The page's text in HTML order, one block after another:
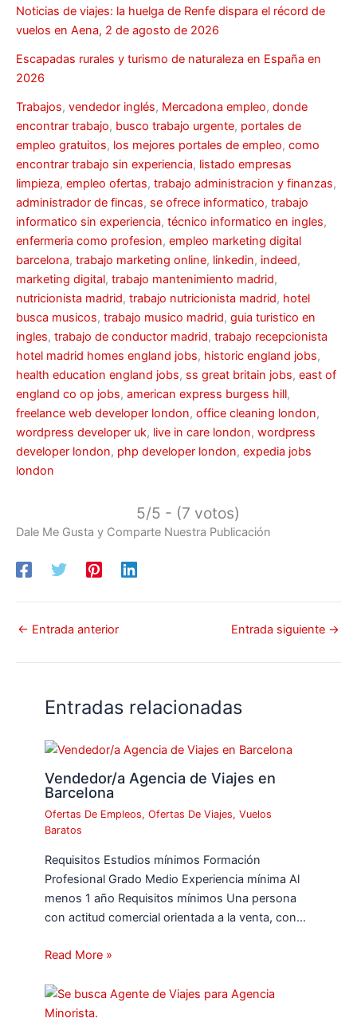
Noticias de viajes: la huelga de Renfe dispara el récord de
vuelos en Aena, 2 de agosto de 2026
Escapadas rurales y turismo de naturaleza en España en
2026
Trabajos, vendedor inglés, Mercadona empleo, donde
encontrar trabajo, busco trabajo urgente, portales de
empleo gratuitos, los mejores portales de empleo, como
encontrar trabajo sin experiencia, listado empresas
limpieza, empleo ofertas, trabajo administracion y finanzas,
administrador de fincas, se ofrece informatico, trabajo
informatico sin experiencia, técnico informatico en ingles,
enfermeria como profesion, empleo marketing digital
barcelona, trabajo marketing online, linkedin, indeed,
marketing digital, trabajo mantenimiento madrid,
nutricionista madrid, trabajo nutricionista madrid, hotel
busca musicos, trabajo musico madrid, guia turistico en
ingles, trabajo de conductor madrid, trabajo recepcionista
hotel madrid homes england jobs, historic england jobs,
health education england jobs, ss great britain jobs, east of
england co op jobs, american express burgess hill,
freelance web developer london, office cleaning london,
wordpress developer uk, live in care london, wordpress
developer london, php developer london, expedia jobs
london
5/5 - (7 votos)
Dale Me Gusta y Comparte Nuestra Publicación
← Entrada anterior Entrada siguiente →
Entradas relacionadas
Vendedor/a Agencia de Viajes en
Barcelona
Ofertas De Empleos,Ofertas De Viajes,Vuelos
Baratos
Requisitos Estudios mínimos Formación
Profesional Grado Medio Experiencia mínima Al
menos 1 año Requisitos mínimos Una persona
con actitud comercial orientada a la venta, con…
Read More »